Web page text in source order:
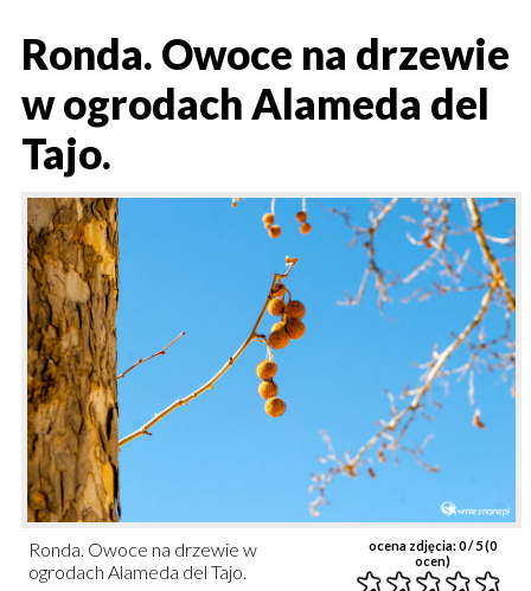
Ronda. Owoce na drzewie
w ogrodach Alameda del
Tajo.
ocena zdjęcia:0/ 5 (0
ocen)
Ronda. Owoce na drzewie w
ogrodach Alameda del Tajo.